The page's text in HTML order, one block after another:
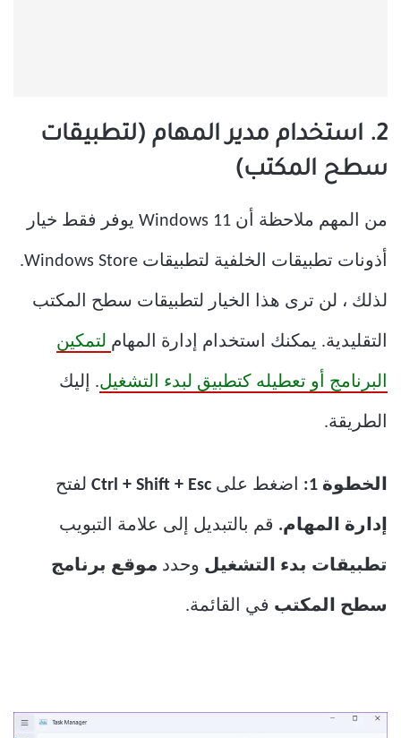
2. استخدام مدير المهام (لتطبيقات
سطح المكتب)
من المهم ملاحظة أن Windows 11 يوفر فقط خيار
أذونات تطبيقات الخلفية لتطبيقات Windows Store.
لذلك ، لن ترى هذا الخيار لتطبيقات سطح المكتب
التقليدية. يمكنك استخدام إدارة المهام لتمكين
البرنامج أو تعطيله كتطبيق لبدء التشغيل. إليك
الطريقة.
الخطوة 1: اضغط على لفتح
إدارة المهام. قم بالتبديل إلى علامة التبويب
تطبيقات بدء التشغيل وحدد موقع برنامج
سطح المكتب في القائمة.